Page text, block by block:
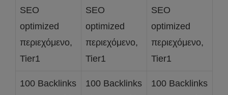
SEO
optimized
περιεχόμενο,
Tier1
SEO
optimized
περιεχόμενο,
Tier1
SEO
optimized
περιεχόμενο,
Tier1
100 Backlinks
100 Backlinks
100 Backlinks